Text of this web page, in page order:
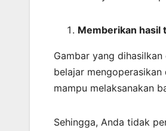
Memberikan hasil
Gambar yang
belajar
mampu melaksanakan
Sehingga, Anda tidak